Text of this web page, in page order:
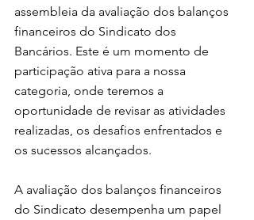
assembleia da avaliação dos balanços
financeiros do Sindicato dos
Bancários. Este é um momento de
participação ativa para a nossa
categoria, onde teremos a
oportunidade de revisar as atividades
realizadas, os desafios enfrentados e
os sucessos alcançados.
A avaliação dos balanços financeiros
do Sindicato desempenha um papel